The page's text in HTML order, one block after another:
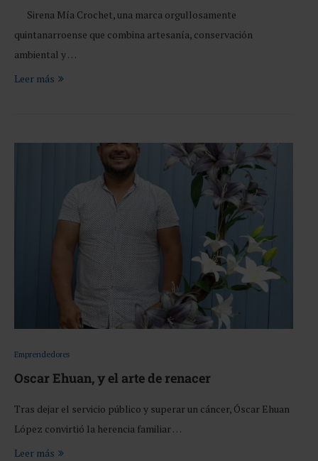
Sirena Mía Crochet, una marca orgullosamente
quintanarroense que combina artesanía, conservación
ambiental y …
Leer más
Emprendedores
Oscar Ehuan, y el arte de renacer
Tras dejar el servicio público y superar un cáncer, Óscar Ehuan
López convirtió la herencia familiar …
Leer más